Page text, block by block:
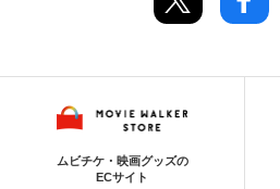
ムビチケ・映画グッズの
ECサイト